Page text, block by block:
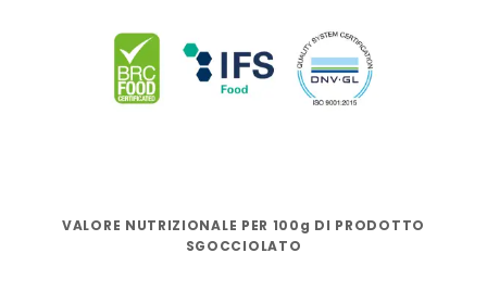
VALORE NUTRIZIONALE PER 100g DI PRODOTTO
SGOCCIOLATO